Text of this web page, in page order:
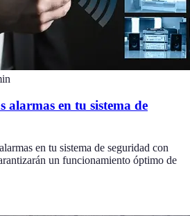
alarmas en tu sistema de
en tu sistema de seguridad con
un funcionamiento óptimo de